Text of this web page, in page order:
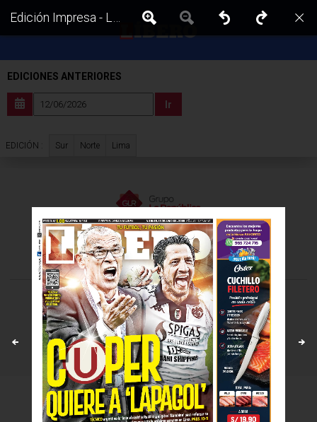
EDICIONES ANTERIORES
Ir
EDICIÓN : Sur Norte Lima
Edición Impresa - Libero | Sur - Viernes 12 de Junio del 2026
VISITA LAS EDICIONES IMPRESAS DE:
©Todos los derechos reservados - 2026
Políticas y estandares Contáctenos